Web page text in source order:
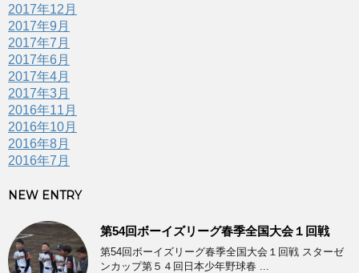
2017年12月
2017年9月
2017年7月
2017年6月
2017年4月
2017年3月
2016年11月
2016年10月
2016年8月
2016年7月
NEW ENTRY
第54回ボーイズリーグ春季全国大会１回戦
第54回ボーイズリーグ春季全国大会１回戦 スターゼ
ンカップ第５４回日本少年野球春 ...